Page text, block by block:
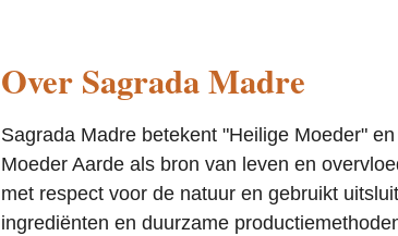
Over Sagrada Madre
Sagrada Madre betekent "Heilige Moeder"
Moeder Aarde als bron van leven en
met respect voor de natuur en gebruikt
ingrediënten en duurzame